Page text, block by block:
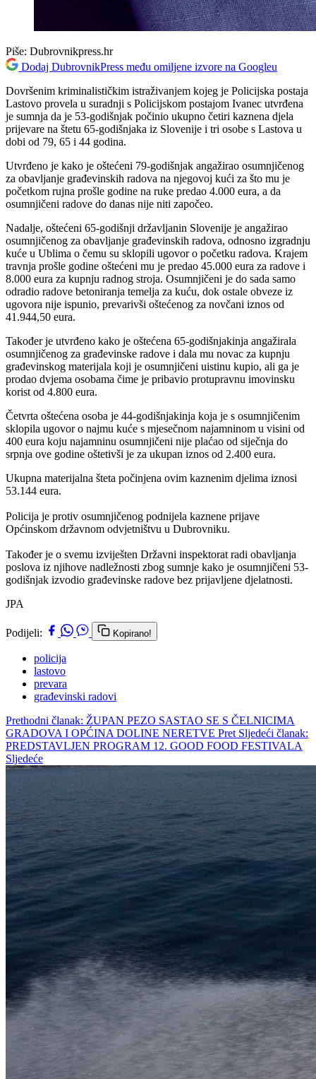
Piše: Dubrovnikpress.hr
Dodaj DubrovnikPress među omiljene izvore na Googleu
Dovršenim kriminalističkim istraživanjem kojeg je Policijska postaja
Lastovo provela u suradnji s Policijskom postajom Ivanec utvrđena
je sumnja da je 53-godišnjak počinio ukupno četiri kaznena djela
prijevare na štetu 65-godišnjaka iz Slovenije i tri osobe s Lastova u
dobi od 79, 65 i 44 godina.
Utvrđeno je kako je oštećeni 79-godišnjak angažirao osumnjičenog
za obavljanje građevinskih radova na njegovoj kući za što mu je
početkom rujna prošle godine na ruke predao 4.000 eura, a da
osumnjičeni radove do danas nije niti započeo.
Nadalje, oštećeni 65-godišnji državljanin Slovenije je angažirao
osumnjičenog za obavljanje građevinskih radova, odnosno izgradnju
kuće u Ublima o čemu su sklopili ugovor o početku radova. Krajem
travnja prošle godine oštećeni mu je predao 45.000 eura za radove i
8.000 eura za kupnju radnog stroja. Osumnjičeni je do sada samo
odradio radove betoniranja temelja za kuću, dok ostale obveze iz
ugovora nije ispunio, prevarivši oštećenog za novčani iznos od
41.944,50 eura.
Također je utvrđeno kako je oštećena 65-godišnjakinja angažirala
osumnjičenog za građevinske radove i dala mu novac za kupnju
građevinskog materijala koji je osumnjičeni uistinu kupio, ali ga je
prodao dvjema osobama čime je pribavio protupravnu imovinsku
korist od 4.800 eura.
Četvrta oštećena osoba je 44-godišnjakinja koja je s osumnjičenim
sklopila ugovor o najmu kuće s mjesečnom najamninom u visini od
400 eura koju najamninu osumnjičeni nije plaćao od siječnja do
srpnja ove godine oštetivši je za ukupan iznos od 2.400 eura.
Ukupna materijalna šteta počinjena ovim kaznenim djelima iznosi
53.144 eura.
Policija je protiv osumnjičenog podnijela kaznene prijave
Općinskom državnom odvjetništvu u Dubrovniku.
Također je o svemu izviješten Državni inspektorat radi obavljanja
poslova iz njihove nadležnosti zbog sumnje kako je osumnjičeni 53-
godišnjak izvodio građevinske radove bez prijavljene djelatnosti.
JPA
Podijeli: Kopirano!
policija
lastovo
prevara
građevinski radovi
Prethodni članak: ŽUPAN PEZO SASTAO SE S ČELNICIMA
GRADOVA I OPĆINA DOLINE NERETVE Pret Sljedeći članak:
PREDSTAVLJEN PROGRAM 12. GOOD FOOD FESTIVALA
Sljedeće